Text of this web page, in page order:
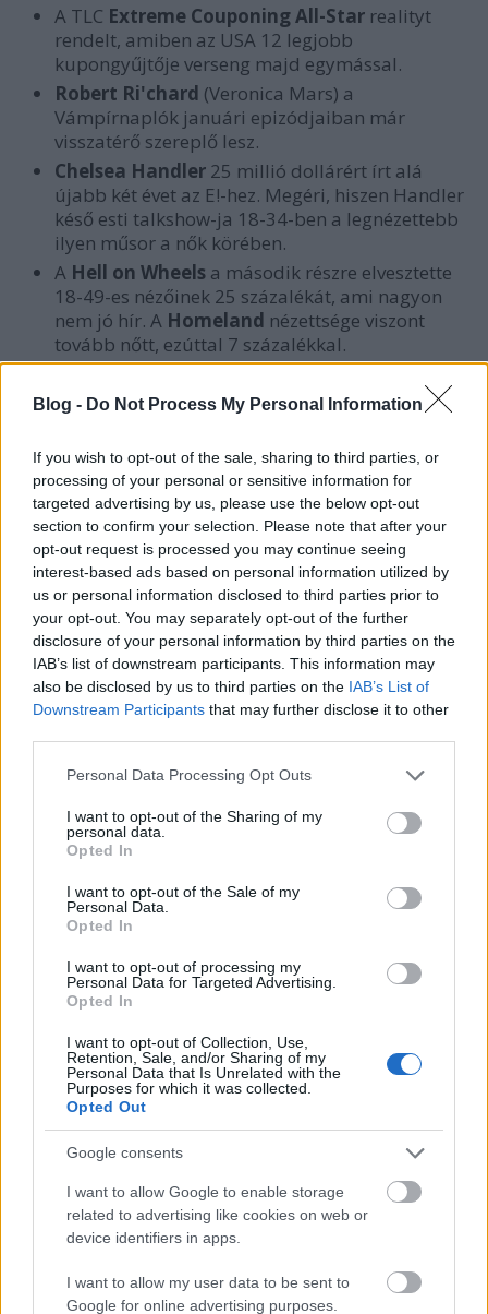
Blog - Do Not Process My Personal Information
If you wish to opt-out of the sale, sharing to third parties, or
processing of your personal or sensitive information for
targeted advertising by us, please use the below opt-out
section to confirm your selection. Please note that after your
opt-out request is processed you may continue seeing
interest-based ads based on personal information utilized by
us or personal information disclosed to third parties prior to
your opt-out. You may separately opt-out of the further
disclosure of your personal information by third parties on the
IAB’s list of downstream participants. This information may
also be disclosed by us to third parties on the IAB’s List of
Downstream Participants that may further disclose it to other
Please note that this website/app uses one or more Google
not limited to your visit or usage behaviour. You may click to
grant or deny consent to Google and its third-party tags to
use your data for below specified purposes in below Google
consent section.
Personal Data Processing Opt Outs
I want to opt-out of the Sharing of my
personal data.
Opted In
I want to opt-out of the Sale of my
Personal Data.
Opted In
I want to opt-out of processing my
Personal Data for Targeted Advertising.
Opted In
I want to opt-out of Collection, Use,
Retention, Sale, and/or Sharing of my
Personal Data that Is Unrelated with the
Purposes for which it was collected.
Opted Out
Google consents
I want to allow Google to enable storage
related to advertising like cookies on web or
device identifiers in apps.
I want to allow my user data to be sent to
Google for online advertising purposes.
A TLC Extreme Couponing All-Star realityt
rendelt, amiben az USA 12 legjobb
kupongyűjtője verseng majd egymással.
Robert Ri'chard (Veronica Mars) a
Vámpírnaplók januári epizódjaiban már
visszatérő szereplő lesz.
Chelsea Handler 25 millió dollárért írt alá
újabb két évet az E!-hez. Megéri, hiszen Handler
késő esti talkshow-ja 18-34-ben a legnézettebb
ilyen műsor a nők körében.
A Hell on Wheels a második részre elvesztette
18-49-es nézőinek 25 százalékát, ami nagyon
nem jó hír. A Homeland nézettsége viszont
tovább nőtt, ezúttal 7 százalékkal.
aTrue Bloodötödik évadának főellensége. A
karaktere Salome, egy ősidők óta köztünk élő,
iszonyú erős és legalább annyira őrült
vámpírnő, nahát.
Kim Kardashianolyan vilámgyorsan vált a
férjétől, hogy az amerikai havilapok nem tudták
lekövetni az eseményeket -a Marie Claire új
száma például címlapon hozza a boldog
újasszonyt, aki a magazinban házasságát élete
legjobb döntéseként emlegeti.
Ilyen leszJennifer Carpentera Good Wife-ban,
amiben nem permanensen káromkodó
nyomozót, hanem mélyen vallásos egyetemi
tanárt alakít majd.
Charlie Sheenezt a házatadta el a The Big
Bang Theory-ban Howardot alakító Simon
Erica Durance(Smallville) a Harry's Law-ban
lesz vendég.
James Wolk
(Lone Star) a Happy Endingsben
Max fasziját alakítja majd.
Carrie Preston
még egy körre.
Kiszállt az Alcatrazból Liz Sarnoff, a sorozat
társkészítője.
bulvár
showtime amc sitcom szívás szereposztás
gyilkos elmék
kardashian tbbt true blood alcatraz the good wife
vámpírnaplók happy endings
midseason
homeland suburgatory
kuponozás
smallvillesheen chelsea handler